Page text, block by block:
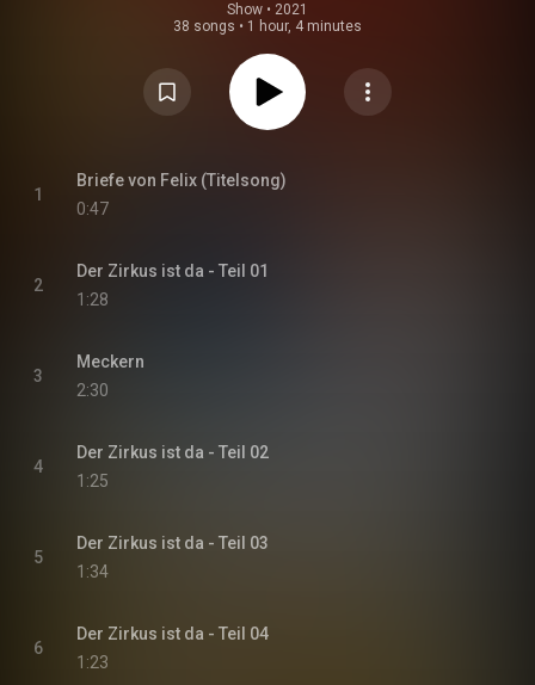
Show • 2021
38 songs • 1 hour, 4 minutes
1
Briefe von Felix (Titelsong)
0:47
2
Der Zirkus ist da - Teil 01
1:28
3
Meckern
2:30
4
Der Zirkus ist da - Teil 02
1:25
5
Der Zirkus ist da - Teil 03
1:34
6
Der Zirkus ist da - Teil 04
1:23